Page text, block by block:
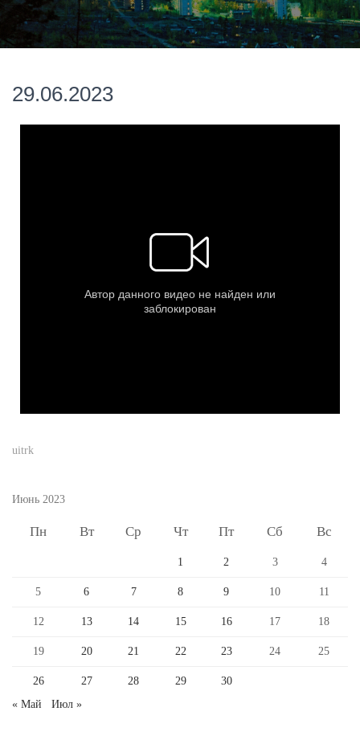
29.06.2023
uitrk
Июнь 2023
Пн Вт Ср Чт Пт Сб Вс
1 2 3 4
5 6 7 8 9 10 11
12 13 14 15 16 17 18
19 20 21 22 23 24 25
26 27 28 29
30
« Май
Июл »